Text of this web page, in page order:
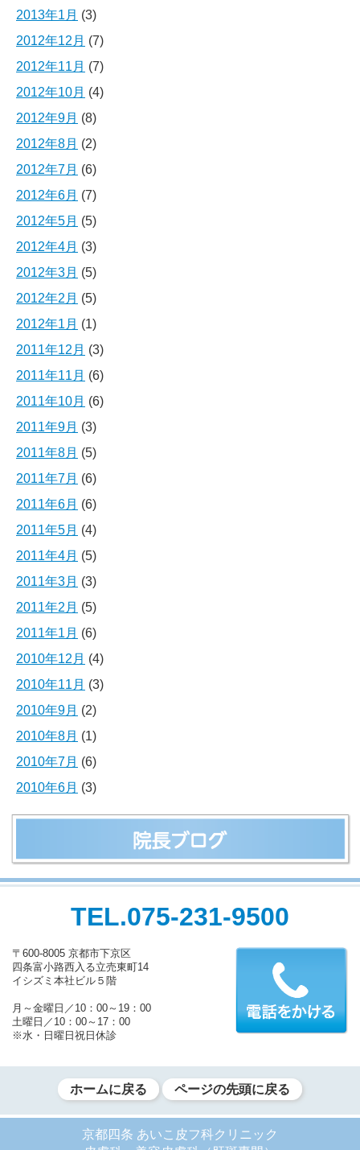
2013年1月 (3)
2012年12月 (7)
2012年11月 (7)
2012年10月 (4)
2012年9月 (8)
2012年8月 (2)
2012年7月 (6)
2012年6月 (7)
2012年5月 (5)
2012年4月 (3)
2012年3月 (5)
2012年2月 (5)
2012年1月 (1)
2011年12月 (3)
2011年11月 (6)
2011年10月 (6)
2011年9月 (3)
2011年8月 (5)
2011年7月 (6)
2011年6月 (6)
2011年5月 (4)
2011年4月 (5)
2011年3月 (3)
2011年2月 (5)
2011年1月 (6)
2010年12月 (4)
2010年11月 (3)
2010年9月 (2)
2010年8月 (1)
2010年7月 (6)
2010年6月 (3)
TEL.075-231-9500
〒600-8005 京都市下京区
四条富小路西入る立売東町14
イシズミ本社ビル５階
月～金曜日／10：00～19：00
土曜日／10：00～17：00
※水・日曜日祝日休診
ホームに戻る ページの先頭に戻る
京都四条 あいこ皮フ科クリニック